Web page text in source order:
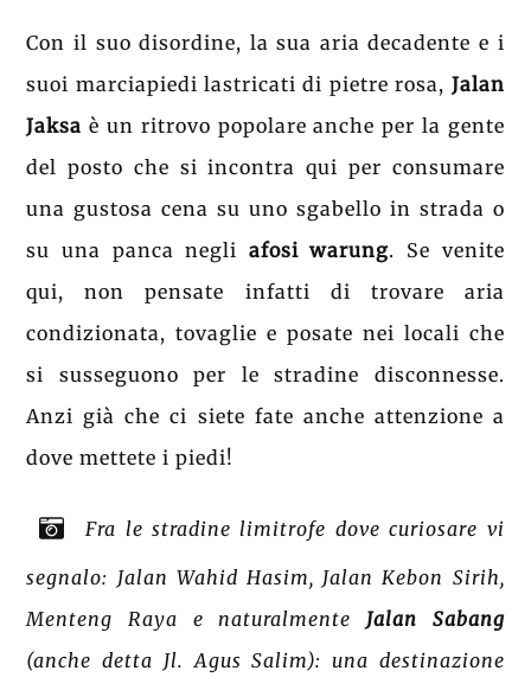
Con il suo disordine, la sua aria decadente e i
suoi marciapiedi lastricati di pietre rosa, Jalan
Jaksa è un ritrovo popolare anche per la gente
del posto che si incontra qui per consumare
una gustosa cena su uno sgabello in strada o
su una panca negli afosi warung. Se venite
qui, non pensate infatti di trovare aria
condizionata, tovaglie e posate nei locali che
si susseguono per le stradine disconnesse.
Anzi già che ci siete fate anche attenzione a
dove mettete i piedi!
Fra le stradine limitrofe dove curiosare vi
segnalo: Jalan Wahid Hasim, Jalan Kebon Sirih,
Menteng Raya e naturalmente Jalan Sabang
(anche detta Jl. Agus Salim): una destinazione